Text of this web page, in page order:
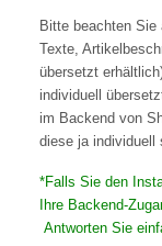
Bitte beachten
Texte,
übersetzt
individuell
im Backend von
diese ja individuell
*Falls Sie den
Ihre Backend-
Antworten Sie